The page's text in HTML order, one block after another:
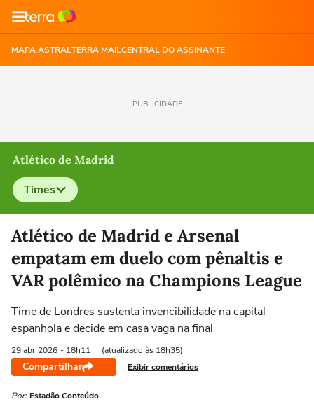
MAPA ASTRALTERRA MAILCENTRAL DO ASSINANTE
PUBLICIDADE
Atlético de Madrid
Times
Selecione o time para ver as notícias
Atlético de Madrid e Arsenal
empatam em duelo com pênaltis e
VAR polêmico na Champions League
Time de Londres sustenta invencibilidade na capital
espanhola e decide em casa vaga na final
29 abr 2026 - 18h11 (atualizado às 18h35)
Compartilhar Exibir comentários
Por: Estadão Conteúdo